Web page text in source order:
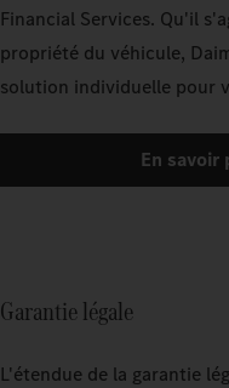
Financial Services. Qu'il
propriété du véhicule,
solution individuelle pour
En savoir
Garantie légale
L'étendue de la garantie